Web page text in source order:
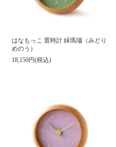
はなもっこ 置時計 緑瑪瑙（みどり
めのう）
18,150円(税込)